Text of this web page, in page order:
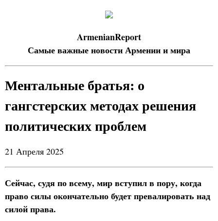
ArmenianReport
Самые важные новости Армении и мира
Ментальные братья: о
гангстерских методах решения
политических проблем
21 Апреля 2025
Сейчас, судя по всему, мир вступил в пору, когда
право силы окончательно будет превалировать над
силой права.